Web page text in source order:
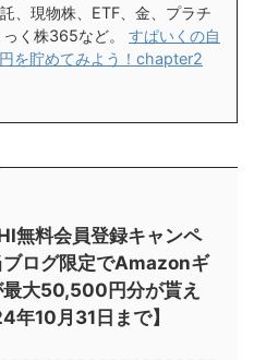
、現物株、ETF、金、プラチ
く株365など。 すぱいくの自
を貯めてみよう！chapter2
無料会員登録キャンペ
ブログ限定でAmazonギ
最大50,500円分が貰え
年10月31日まで】